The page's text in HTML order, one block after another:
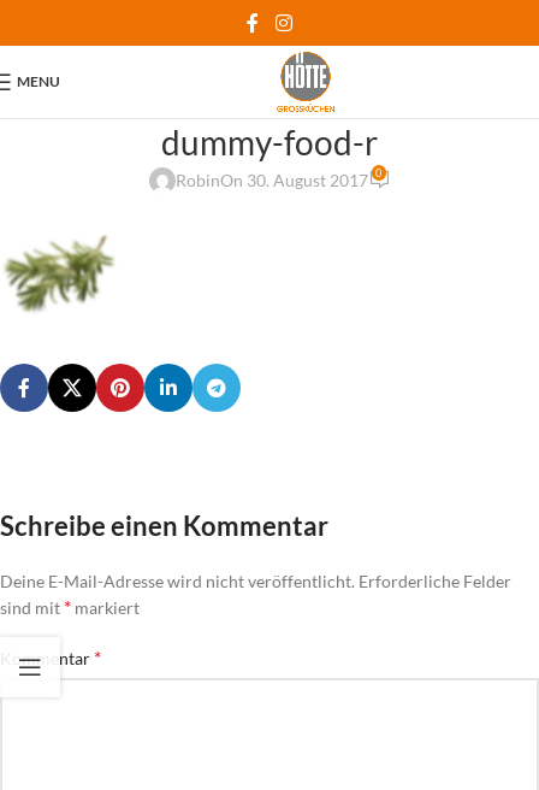
MENU
dummy-food-r
RobinOn 30. August 2017 0
Schreibe einen Kommentar
Deine E-Mail-Adresse wird nicht veröffentlicht. Erforderliche Felder
sind mit * markiert
Kommentar *